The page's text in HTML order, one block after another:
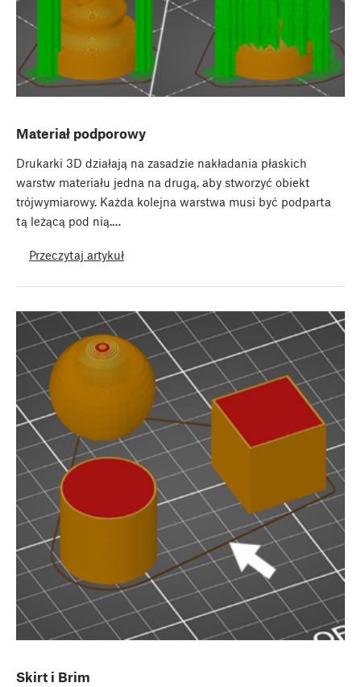
Materiał podporowy
Drukarki 3D działają na zasadzie nakładania płaskich
warstw materiału jedna na drugą, aby stworzyć obiekt
trójwymiarowy. Każda kolejna warstwa musi być podparta
tą leżącą pod nią.…
Przeczytaj artykuł
Skirt i Brim